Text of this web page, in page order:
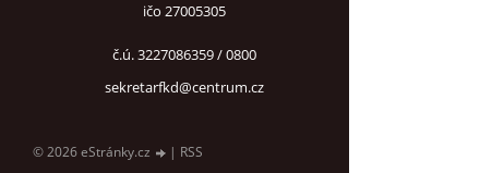
ičo 27005305
č.ú. 3227086359 / 0800
sekretarfkd@centrum.cz
© 2026 eStránky.cz | RSS